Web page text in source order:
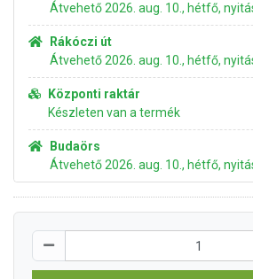
Átvehető 2026. aug. 10., hétfő,
Rákóczi út
Átvehető 2026. aug. 10., hétfő,
Központi raktár
Készleten van a termék
Budaörs
Átvehető 2026. aug. 10., hétfő,